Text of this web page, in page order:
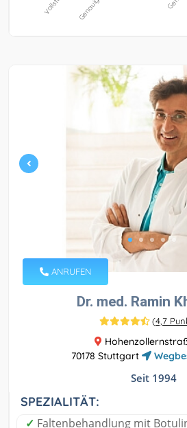
ANRUFEN
Dr. med. Ramin
(4,7
70178 Stuttgart
Seit 1994
SPEZIALITÄT:
✓ Faltenbehandlung mit